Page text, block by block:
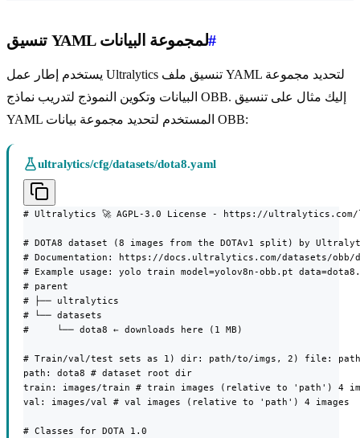
تنسيق YAML لمجموعة البيانات#
يستخدم إطار عمل Ultralytics تنسيق ملف YAML لتحديد مجموعة
البيانات وتكوين النموذج لتدريب نماذج OBB. إليك مثال على تنسيق
YAML المستخدم لتحديد مجموعة بيانات OBB:
ultralytics/cfg/datasets/dota8.yaml
# Ultralytics 🚀 AGPL-3.0 License - https://ultralytics.com/
# DOTA8 dataset (8 images from the DOTAv1 split) by
# Documentation: https://docs.ultralytics.com/datasets/obb/
# Example usage: yolo train model=yolov8n-obb.pt
# parent
# ├── ultralytics
# └── datasets
#     └── dota8 ← downloads here (1 MB)
# Train/val/test sets as 1) dir: path/to/imgs, 2) file:
path: dota8 # dataset root dir
train: images/train # train images (relative to 'path') 4
val: images/val # val images (relative to 'path') 4 images
# Classes for DOTA 1.0